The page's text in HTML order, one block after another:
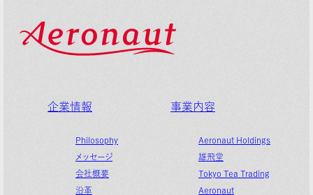
企業情報
Philosophy
メッセージ
会社概要
沿革
事業内容
Aeronaut Holdings
雄飛堂
Tokyo Tea Trading
Aeronaut